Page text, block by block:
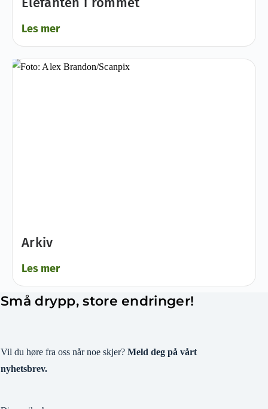
Les mer
Arkiv
Les mer
Små drypp, store endringer!
Vil du høre fra oss når noe skjer? Meld deg på vårt
nyhetsbrev.